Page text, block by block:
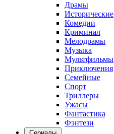
Драмы
Исторические
Комедии
Криминал
Мелодрамы
Музыка
Мультфильмы
Приключения
Семейные
Спорт
Триллеры
Ужасы
Фантастика
Фэнтези